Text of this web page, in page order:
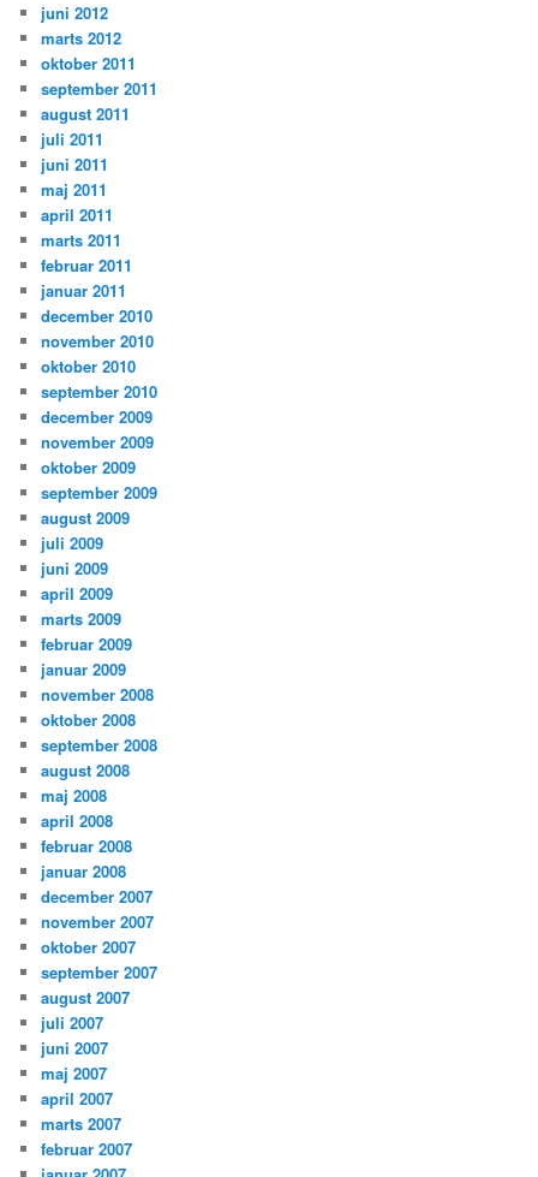
juni 2012
marts 2012
oktober 2011
september 2011
august 2011
juli 2011
juni 2011
maj 2011
april 2011
marts 2011
februar 2011
januar 2011
december 2010
november 2010
oktober 2010
september 2010
december 2009
november 2009
oktober 2009
september 2009
august 2009
juli 2009
juni 2009
april 2009
marts 2009
februar 2009
januar 2009
november 2008
oktober 2008
september 2008
august 2008
maj 2008
april 2008
februar 2008
januar 2008
december 2007
november 2007
oktober 2007
september 2007
august 2007
juli 2007
juni 2007
maj 2007
april 2007
marts 2007
februar 2007